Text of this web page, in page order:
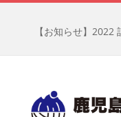
【お知らせ】